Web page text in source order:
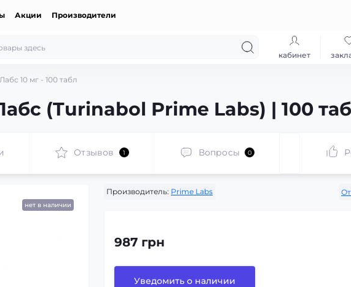
Акции Производители
кабинет
10 мг - 100 табл
(Turinabol Prime Labs) | 100
Отзывов 1 Вопросы 0
нет в наличии
Производитель: Prime Labs
987 грн
Уведомить о наличии